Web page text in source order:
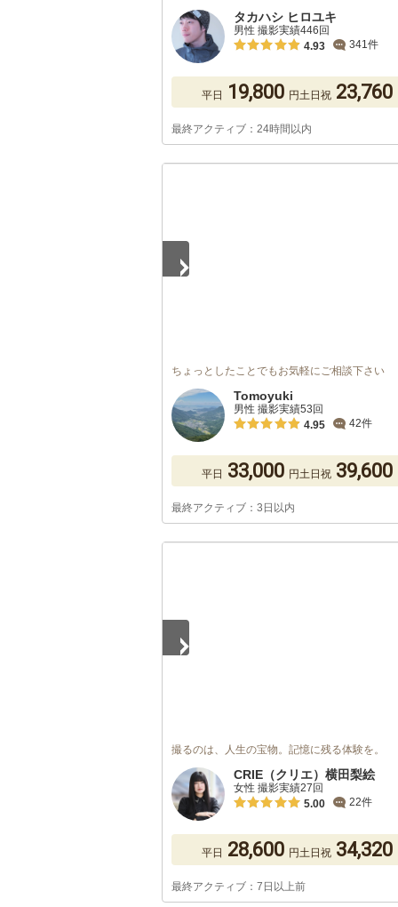
タカハシ ヒロユキ
男性 撮影実績446回
4.93
341件
平日 19,800 円土日祝 23,760
最終アクティブ：24時間以内
ちょっとしたことでもお気軽にご相談下さい
Tomoyuki
男性 撮影実績53回
4.95
42件
平日 33,000 円土日祝 39,600
最終アクティブ：3日以内
撮るのは、人生の宝物。記憶に残る体験を。
CRIE（クリエ）横田梨絵
女性 撮影実績27回
5.00
22件
平日 28,600 円土日祝 34,320
最終アクティブ：7日以上前